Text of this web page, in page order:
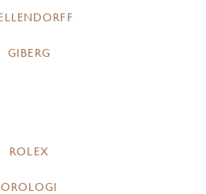
GIBERG
ROLEX
OROLOGI